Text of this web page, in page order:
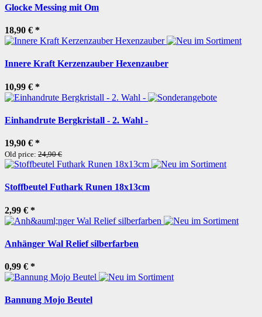
Glocke Messing mit Om
18,90 € *
Innere Kraft Kerzenzauber Hexenzauber
10,99 € *
Einhandrute Bergkristall - 2. Wahl -
19,90 € *
Old price: 24,90 €
Stoffbeutel Futhark Runen 18x13cm
2,99 € *
Anhänger Wal Relief silberfarben
0,99 € *
Bannung Mojo Beutel